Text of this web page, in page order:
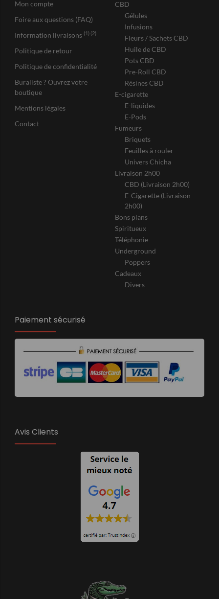
Mon compte
Foire aux questions (FAQ)
Information livraisons (1) (2)
Politique de retour
Politique de confidentialité
Buraliste ? Ouvrez votre
boutique
Mentions légales
Contact
CBD
Gélules
Infusions
Fleurs / Sachets CBD
Huile de CBD
Pots CBD
Pre-Roll CBD
Résines CBD
E-cigarette
E-liquides
E-Pods
Fumeurs
Briquets
Feuilles à rouler
Univers Chicha
Livraison 2h00
CBD (Livraison 2h00)
E-Cigarette (Livraison
2h00)
Bons plans
Spiritueux
Téléphonie
Underground
Poppers
Cadeaux
Divers
Paiement sécurisé
Avis Clients